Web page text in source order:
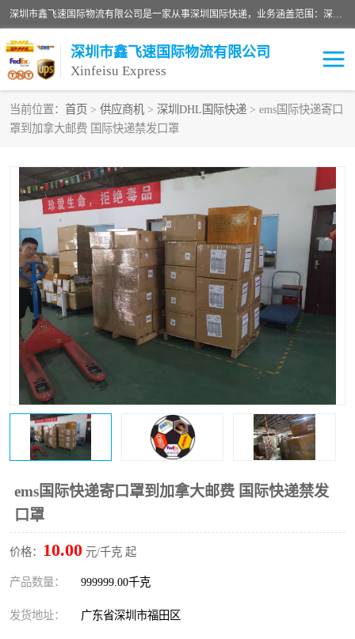
深圳市鑫飞速国际物流有限公司是一家从事深圳国际快递，业务涵盖范围：深圳DHL国际快递、深圳国际快递公司、深圳国际物流公司、深圳国际快递、深圳DHL国际快递电话可拨打全国服务热线：15019287411。欢迎各位亲来人来电到我司洽谈合作。
深圳市鑫飞速国际物流有限公司
Xinfeisu Express
当前位置： 首页 > 供应商机 > 深圳DHL国际快递 > ems国际快递寄口
罩到加拿大邮费 国际快递禁发口罩
ems国际快递寄口罩到加拿大邮费 国际快递禁发
口罩
价格： 10.00 元/千克 起
产品数量： 999999.00千克
发货地址： 广东省深圳市福田区
联邦快递
俄罗斯快递 巴西快递
深圳DHL国际快递 伊朗快递
UPS国际快递 深圳国际快递公司
深圳国际物流公司 深圳国际快递电话
DHL国际快递电话 深圳国际快递
新能源电池出口物流